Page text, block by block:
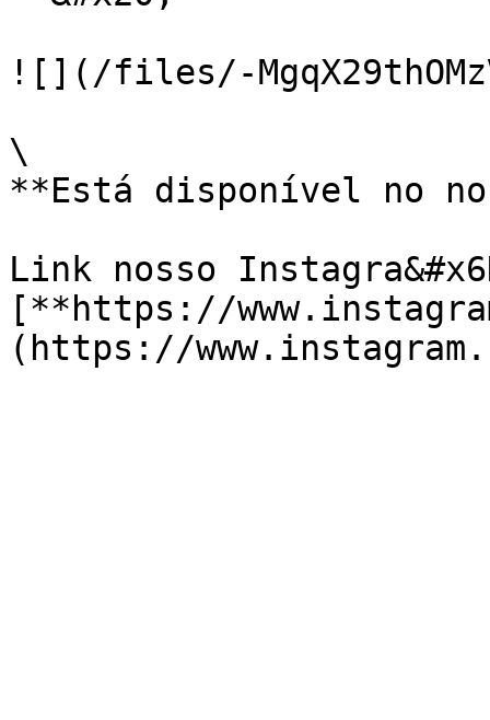
![](/files/-
\
**Está disponível no
Link nosso
[**https://